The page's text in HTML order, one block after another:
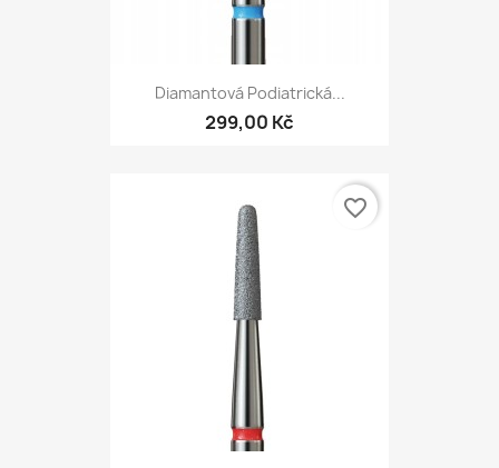
Diamantová Podiatrická...
299,00 Kč
favorite_border